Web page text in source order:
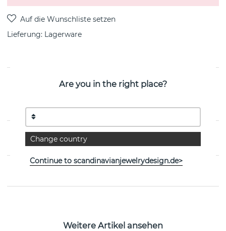
Lieferung: Lagerware
PRODUKTBESCHREIBUNG
schwedischen Marke Efva Attling
EIGENSCHAFTEN
Weitere Artikel ansehen
Are you in the right place?
Change country
Continue to scandinavianjewelrydesign.de>